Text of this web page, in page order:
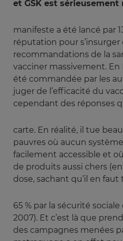
et GSK est sérieusement
manifeste a été lancé par
réputation pour s’insurger
recommandations de la
vacciner massivement.
été commandée par les
juger de l’efficacité du
cependant des réponses
carte. En réalité, il tue
pauvres où aucun
facilement accessible et
de produits aussi chers
dose, sachant qu’il en
65 % par la sécurité sociale
2007). Et c’est là que
des campagnes menées